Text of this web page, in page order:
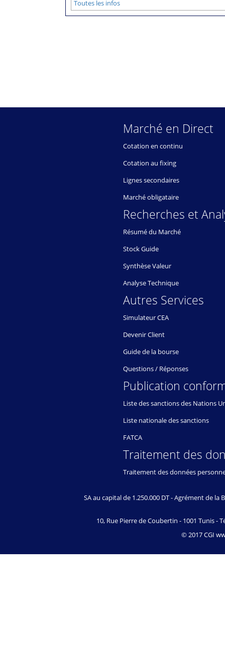
Toutes les infos
Marché en Direct
Cotation en continu
Cotation au fixing
Lignes secondaires
Marché obligataire
Recherches et
Résumé du Marché
Stock Guide
Synthèse Valeur
Analyse Technique
Autres Services
Simulateur CEA
Devenir Client
Guide de la bourse
Questions / Réponses
Publication
Liste des sanctions des Nations
Liste nationale des sanctions
FATCA
Traitement des
Traitement des données
SA au capital de 1.250.000 DT - Agrément de la
10, Rue Pierre de Coubertin - 1001 Tunis -
© 2017 CGI